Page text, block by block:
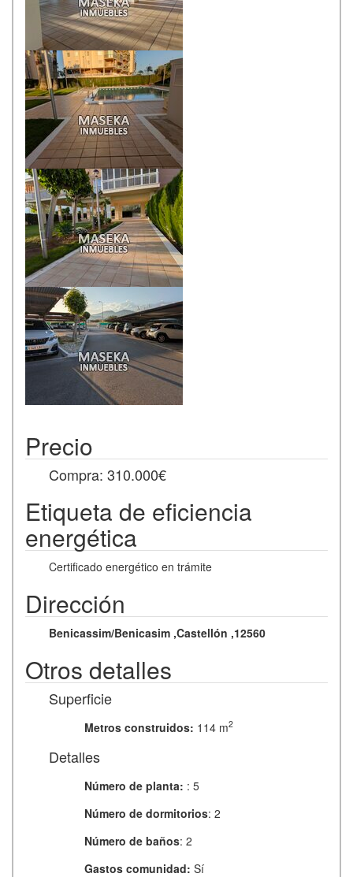
Precio
Compra: 310.000€
Etiqueta de eficiencia
energética
Certificado energético en trámite
Dirección
Benicassim/Benicasim ,Castellón ,12560
Otros detalles
Superficie
Metros construidos: 114 m2
Detalles
Número de planta: : 5
Número de dormitorios: 2
Número de baños: 2
Gastos comunidad: Sí